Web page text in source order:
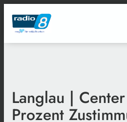
Langlau |
Prozent